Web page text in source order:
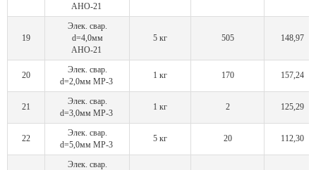
АНО-21
19
Элек. свар.
d=4,0мм
АНО-21
5 кг 505 148,97
20
Элек. свар.
d=2,0мм МР-3
1 кг 170 157,24
21
Элек. свар.
d=3,0мм МР-3
1 кг 2 125,29
22
Элек. свар.
d=5,0мм МР-3
5 кг 20 112,30
Элек. свар.